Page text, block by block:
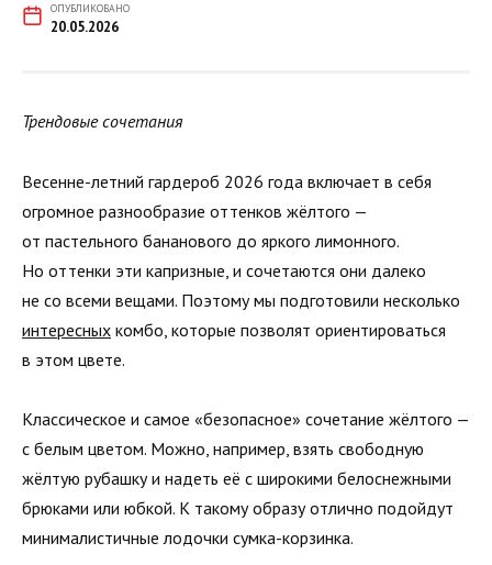
ОПУБЛИКОВАНО
20.05.2026
Трендовые сочетания
Весенне-летний гардероб 2026 года включает в себя
огромное разнообразие оттенков жёлтого —
от пастельного бананового до яркого лимонного.
Но оттенки эти капризные, и сочетаются они далеко
не со всеми вещами. Поэтому мы подготовили несколько
интересных комбо, которые позволят ориентироваться
в этом цвете.
Классическое и самое «безопасное» сочетание жёлтого —
с белым цветом. Можно, например, взять свободную
жёлтую рубашку и надеть её с широкими белоснежными
брюками или юбкой. К такому образу отлично подойдут
минималистичные лодочки сумка-корзинка.